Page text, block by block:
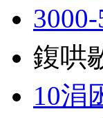
鍑哄
10涓